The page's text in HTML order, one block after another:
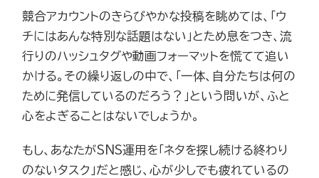
競合アカウントのきらびやかな投稿を眺めては、「ウ
チにはあんな特別な話題はない」とため息をつき、流
行りのハッシュタグや動画フォーマットを慌てて追い
かける。その繰り返しの中で、「一体、自分たちは何の
ために発信しているのだろう？」という問いが、ふと
心をよぎることはないでしょうか。
もし、あなたがSNS運用を「ネタを探し続ける終わり
のないタスク」だと感じ、心が少しでも疲れているの